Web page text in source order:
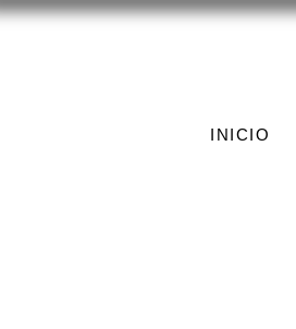
INICIO